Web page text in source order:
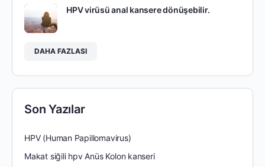
HPV virüsü anal kansere dönüşebilir.
DAHA FAZLASI
Son Yazılar
HPV (Human Papillomavirus)
Makat siğili hpv Anüs Kolon kanseri